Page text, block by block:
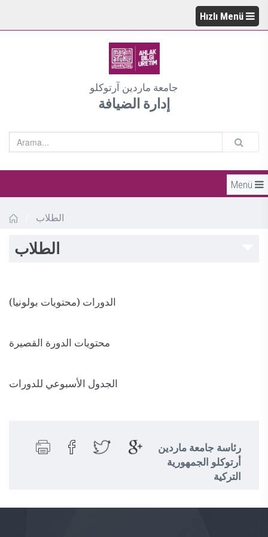
Hızlı Menü
جامعة ماردين آرتوكلو
إدارة الضيافة
Menü
الطلاب
الطلاب
الدورات (محتويات بولونيا)
محتويات الدورة القصيرة
الجدول الأسبوعي للدورات
رئاسة جامعة ماردين
أرتوكلو الجمهورية
التركية